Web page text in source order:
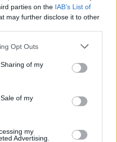
parties on the IAB’s List of
may further disclose it to other
Opt Outs
of my
of my
my
Advertising.
glass
mesost